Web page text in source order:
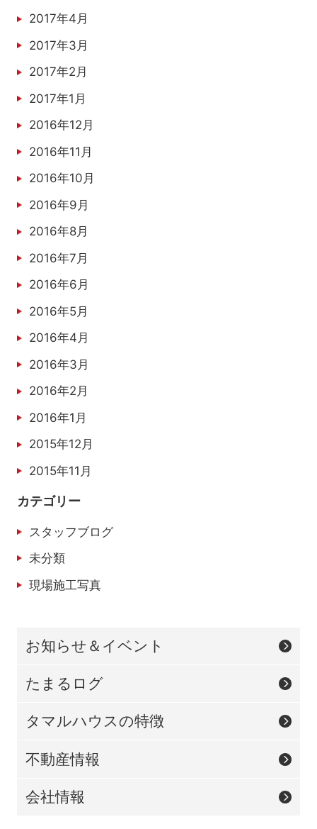
2017年4月
2017年3月
2017年2月
2017年1月
2016年12月
2016年11月
2016年10月
2016年9月
2016年8月
2016年7月
2016年6月
2016年5月
2016年4月
2016年3月
2016年2月
2016年1月
2015年12月
2015年11月
カテゴリー
スタッフブログ
未分類
現場施工写真
お知らせ＆イベント
たまるログ
タマルハウスの特徴
不動産情報
会社情報